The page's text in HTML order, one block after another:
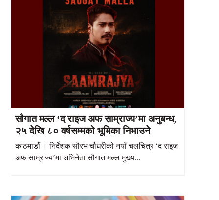
सौगात मल्ल ‘द राइज अफ साम्राज्य’मा अनुबन्ध,
२५ देखि ८० वर्षसम्मको भूमिका निभाउने
काठमाडौं । निर्देशक सौरभ चौधरीको नयाँ चलचित्र ‘द राइज
अफ साम्राज्य’मा अभिनेता सौगात मल्ल मुख्य...